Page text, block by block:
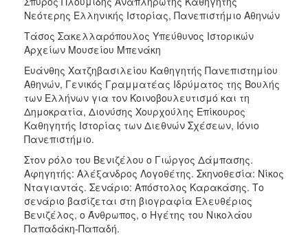
Νεότερης Ελληνικής Ιστορίας, Πανεπιστήμιο Αθηνών
Τάσος Σακελλαρόπουλος Υπεύθυνος Ιστορικών
Αρχείων Μουσείου Μπενάκη
Ευάνθης Χατζηβασιλείου Καθηγητής Πανεπιστημίου
Αθηνών, Γενικός Γραμματέας Ιδρύματος της Βουλής
των Ελλήνων για τον Κοινοβουλευτισμό και τη
Δημοκρατία, Διονύσης Χουρχούλης Επίκουρος
Καθηγητής Ιστορίας των Διεθνών Σχέσεων, Ιόνιο
Πανεπιστήμιο.
Στον ρόλο του Βενιζέλου ο Γιώργος Δάμπασης.
Αφηγητής: Αλέξανδρος Λογοθέτης. Σκηνοθεσία: Νίκος
Νταγιαντάς. Σενάριο: Απόστολος Καρακάσης. Το
σενάριο βασίζεται στη βιογραφία Ελευθέριος
Βενιζέλος, ο Άνθρωπος, ο Ηγέτης του Νικολάου
Παπαδάκη-Παπαδή.